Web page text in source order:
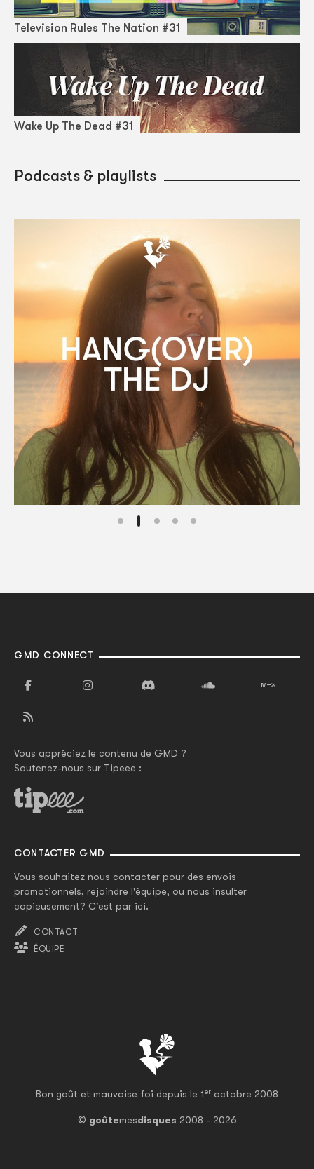
Television Rules The Nation #31
Wake Up The Dead #31
Podcasts & playlists
Bon goût et mauvaise foi depuis le 1er octobre 2008
© goûtemesdisques 2008 - 2026
GMD CONNECT
Vous appréciez le contenu de GMD ?
Soutenez-nous sur Tipeee :
CONTACTER GMD
Vous souhaitez nous contacter pour des envois
promotionnels, rejoindre l'équipe, ou nous insulter
copieusement? C'est par ici.
CONTACT
ÉQUIPE